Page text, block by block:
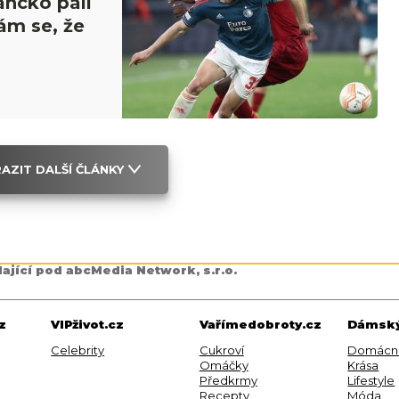
se, že
DALŠÍ ČLÁNKY
pod abcMedia Network, s.r.o.
VIPživot.cz
Celebrity
Vařímedobroty.cz
Cukroví
Omáčky
Předkrmy
Recepty
Krása
Lifestyle
Móda